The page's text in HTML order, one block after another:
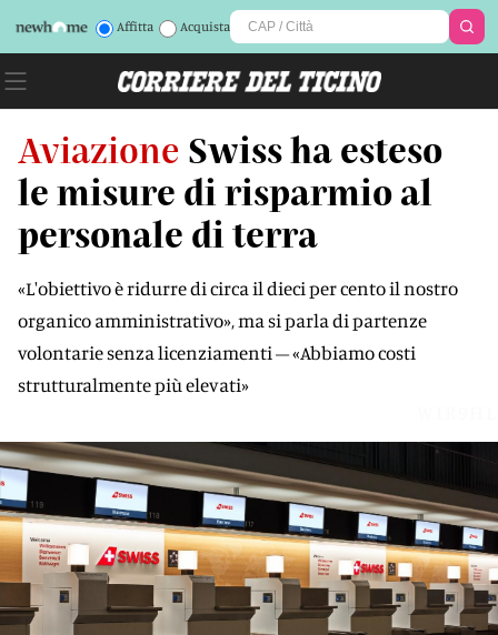
Affitta Acquista
Aviazione Swiss ha esteso
le misure di risparmio al
personale di terra
«L'obiettivo è ridurre di circa il dieci per cento il nostro
organico amministrativo», ma si parla di partenze
volontarie senza licenziamenti – «Abbiamo costi
strutturalmente più elevati»